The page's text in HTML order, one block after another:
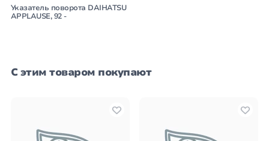
Указатель поворота DAIHATSU
APPLAUSE, 92 -
С этим товаром покупают